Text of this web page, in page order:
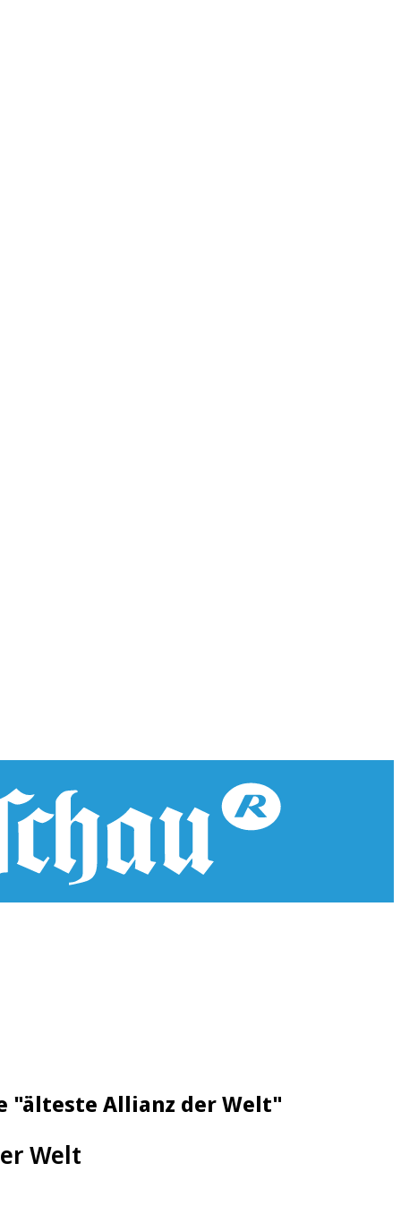
"älteste Allianz der Welt"
Welt